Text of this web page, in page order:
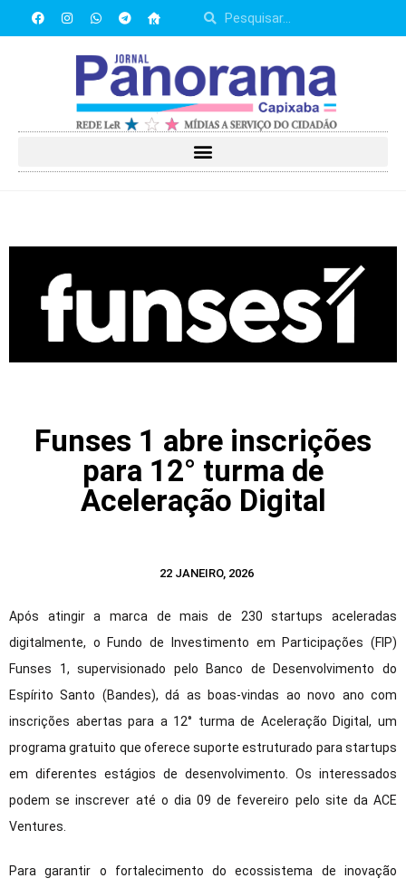
Funses 1 abre inscrições
para 12° turma de
Aceleração Digital
22 JANEIRO, 2026
Após atingir a marca de mais de 230 startups aceleradas
digitalmente, o Fundo de Investimento em Participações (FIP)
Funses 1, supervisionado pelo Banco de Desenvolvimento do
Espírito Santo (Bandes), dá as boas-vindas ao novo ano com
inscrições abertas para a 12° turma de Aceleração Digital, um
programa gratuito que oferece suporte estruturado para startups
em diferentes estágios de desenvolvimento. Os interessados
podem se inscrever até o dia 09 de fevereiro pelo site da ACE
Ventures.
Para garantir o fortalecimento do ecossistema de inovação